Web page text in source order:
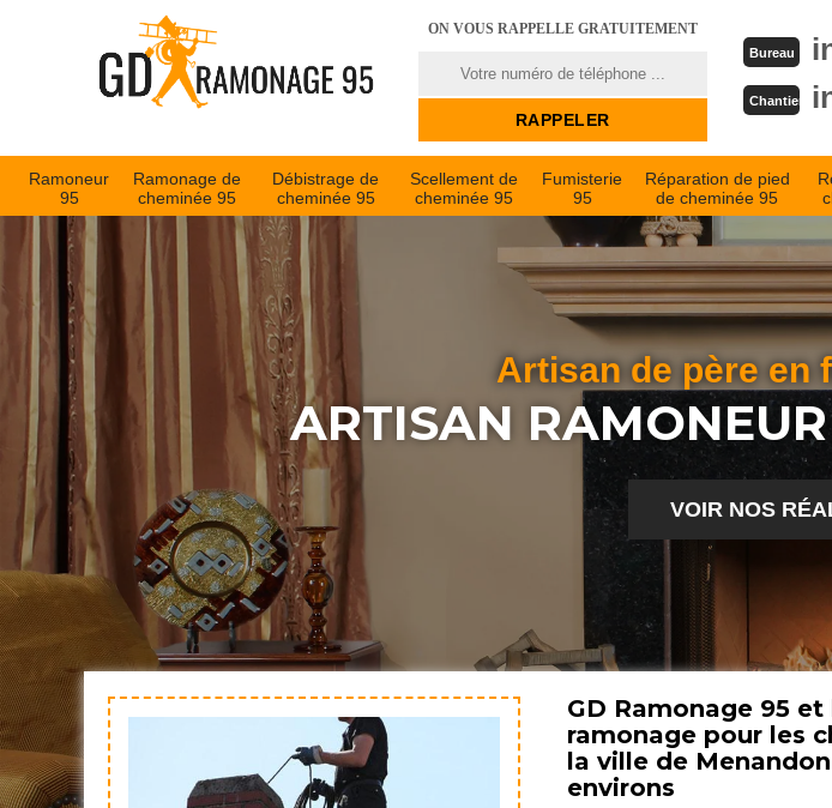
ON VOUS RAPPELLE GRATUITEMENT
Bureau
Chantier
Ramoneur
95
Ramonage de
cheminée 95
Débistrage de
cheminée 95
Scellement de
cheminée 95
Fumisterie
95
Réparation de pied
de cheminée 95
Artisan de père en
ARTISAN
VOIR NOS
GD Ramonage 95
ramonage pour les
la ville de
environs